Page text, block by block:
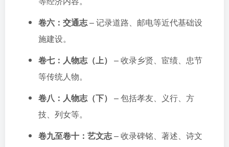
卷六：交通志– 记录道路、邮电等近代基础设
施建设。
卷七：人物志（上） – 收录乡贤、宦绩、忠节
等传统人物。
卷八：人物志（下） – 包括孝友、义行、方
技、列女等。
卷九至卷十：艺文志– 收录碑铭、著述、诗文